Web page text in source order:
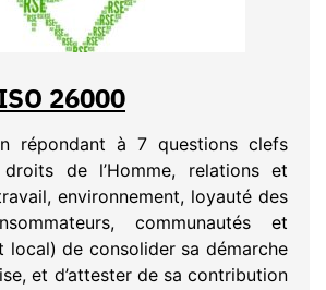
26000
répondant à 7 questions clefs
droits de l’Homme, relations et
environnement, loyauté des
communautés et
local) de consolider sa démarche
et d’attester de sa contribution